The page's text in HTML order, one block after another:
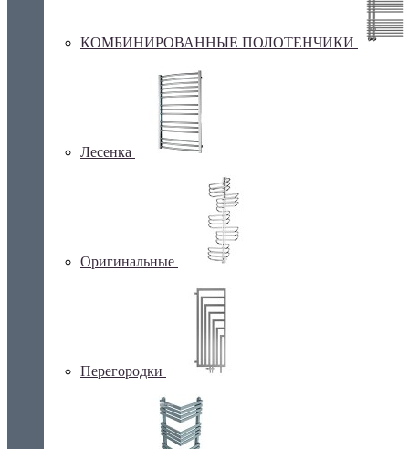
КОМБИНИРОВАННЫЕ ПОЛОТЕНЧИКИ
Лесенка
Оригинальные
Перегородки